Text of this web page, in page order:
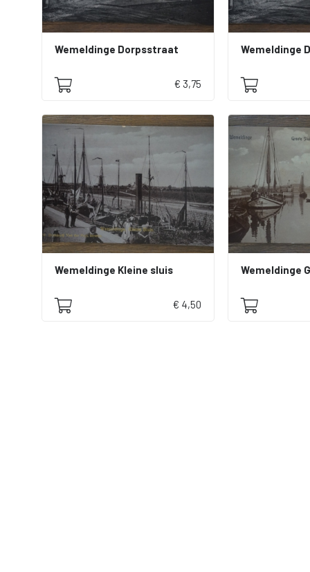
Wemeldinge Dorpsstraat
€ 3,75
Wemeldinge
Wemeldinge Kleine sluis
€ 4,50
Wemeldinge